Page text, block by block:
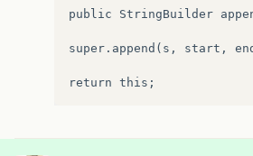
public StringBuilder
super.append(s, start,
return